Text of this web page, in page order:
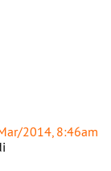
2014, 8:46am